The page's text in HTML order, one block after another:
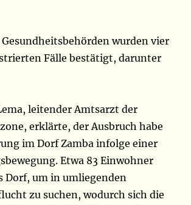
wurden vier
Fälle bestätigt, darunter
leitender Amtsarzt der
erklärte, der Ausbruch habe
im Dorf Zamba infolge einer
Etwa 83 Einwohner
Dorf, um in umliegenden
zu suchen, wodurch sich die